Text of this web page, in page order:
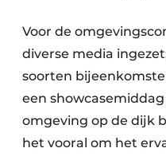
Voor de
diverse media
soorten
een
omgeving op de dijk
het vooral om het